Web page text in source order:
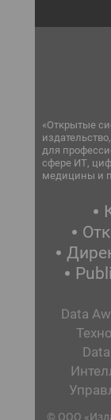
«Открытые
для
сфере ИТ,
медицины и
Data
© ООО